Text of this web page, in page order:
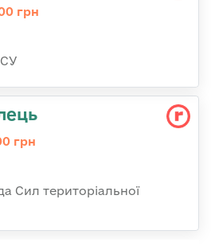
грн
грн
Сил територіальної